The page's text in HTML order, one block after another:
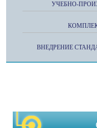
УЧЕБНО-
ВНЕДРЕНИЕ